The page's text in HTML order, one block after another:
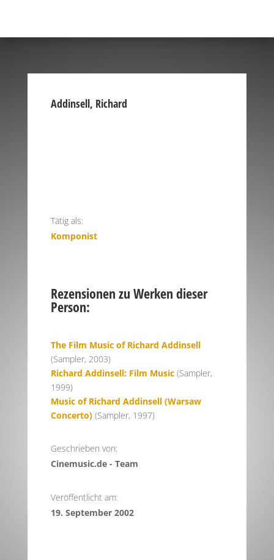
Addinsell, Richard
Tätig als:
Komponist
Rezensionen zu Werken dieser
Person:
The Film Music of Richard Addinsell
(Sampler, 2003)
Richard Addinsell: Film Music(Sampler,
1999)
Music of Richard Addinsell (Warsaw
Concerto)(Sampler, 1997)
Geschrieben von:
Cinemusic.de - Team
Veröffentlicht am:
19. September 2002